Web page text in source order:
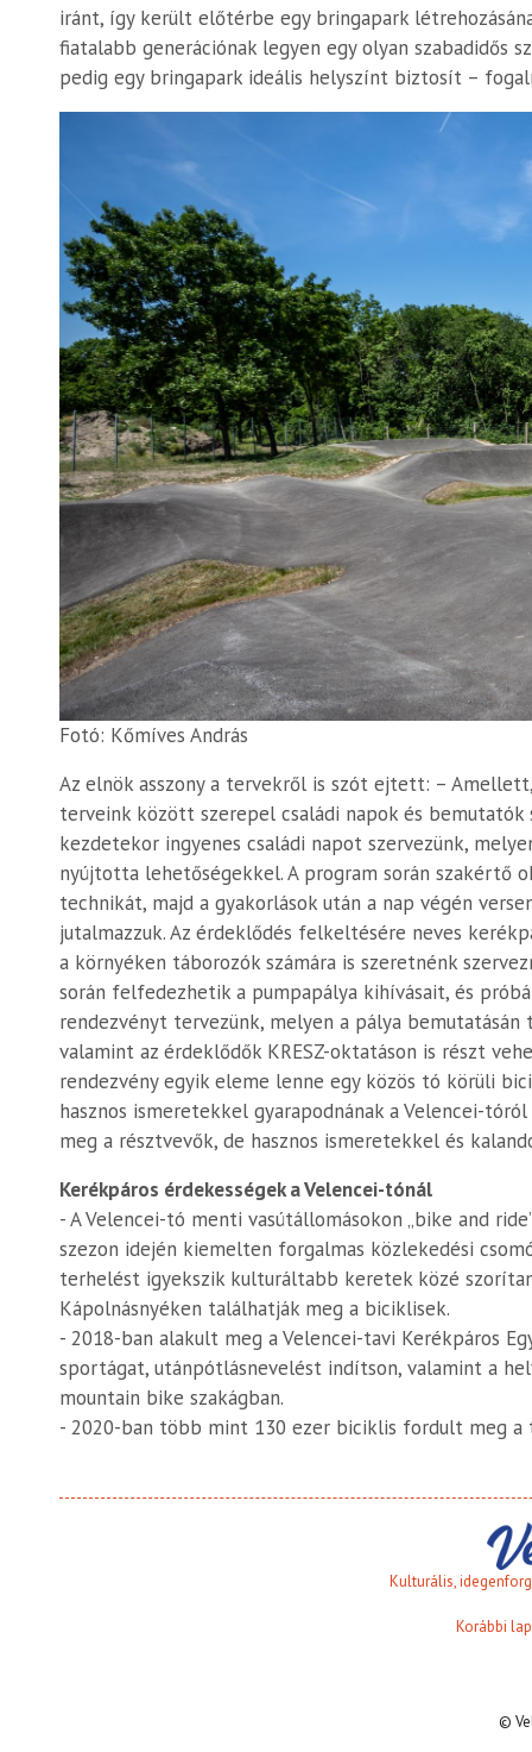
iránt, így került előtérbe egy bringapark
fiatalabb generációnak legyen egy olyan
pedig egy bringapark ideális helyszínt biztosít –
Fotó: Kőmíves András
Az elnök asszony a tervekről is szót ejtett: –
terveink között szerepel családi napok és bemutatók
kezdetekor ingyenes családi napot szervezünk,
nyújtotta lehetőségekkel. A program során szakértő
technikát, majd a gyakorlások után a nap végén
jutalmazzuk. Az érdeklődés felkeltésére neves
a környéken táborozók számára is szeretnénk
során felfedezhetik a pumpapálya kihívásait, és
rendezvényt tervezünk, melyen a pálya
valamint az érdeklődők KRESZ-oktatáson is részt
rendezvény egyik eleme lenne egy közös tó körüli
hasznos ismeretekkel gyarapodnának a Velencei-
meg a résztvevők, de hasznos ismeretekkel és
Kerékpáros érdekességek a Velencei-tónál
- A Velencei-tó menti vasútállomásokon „bike and
szezon idején kiemelten forgalmas közlekedési
terhelést igyekszik kulturáltabb keretek közé
Kápolnásnyéken találhatják meg a biciklisek.
- 2018-ban alakult meg a Velencei-tavi Kerékpáros
sportágat, utánpótlásnevelést indítson, valamint a
mountain bike szakágban.
- 2020-ban több mint 130 ezer biciklis fordult meg a
Kulturális,
Korábbi
©